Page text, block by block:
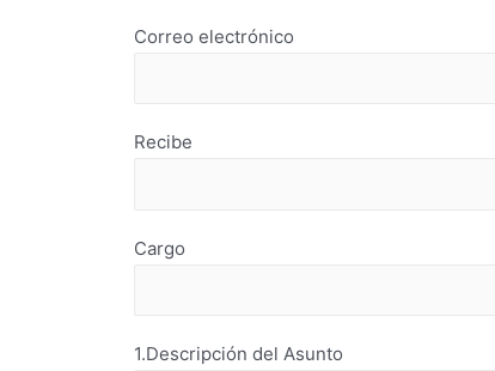
Correo electrónico
Recibe
Cargo
1.Descripción del Asunto